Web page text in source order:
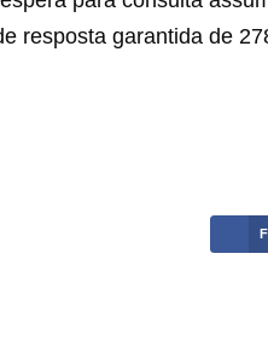
resposta garantida de